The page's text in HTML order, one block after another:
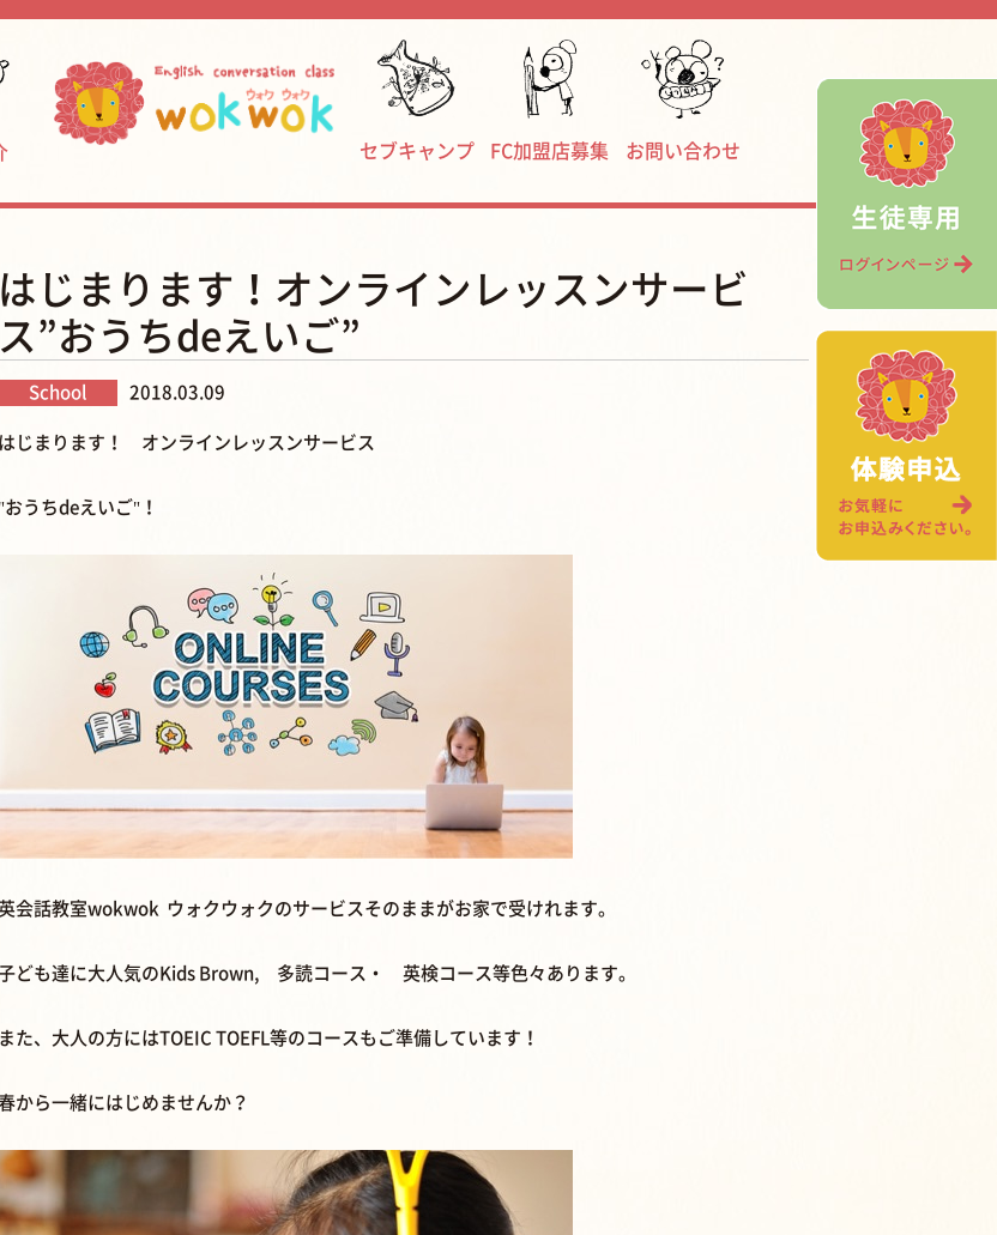
セブキャンプ FC加盟店募集 お問い合わせ
はじまります！オンラインレッスンサービ
ス”おうちdeえいご”
School 2018.03.09
はじまります！ オンラインレッスンサービス
"おうちdeえいご"！
会話教室wokwok ウォクウォクのサービスそのままがお家で受けれます。
ども達に大人気のKids Brown, 多読コース・ 英検コース等色々あります。
また、大人の方にはTOEIC TOEFL等のコースもご準備しています！
から一緒にはじめませんか？